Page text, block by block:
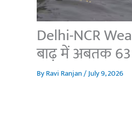
Delhi-NCR
बाढ़ में अबतक
ByRavi Ranjan/July 9, 2026